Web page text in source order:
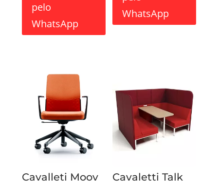
pelo
WhatsApp
WhatsApp
Cavalleti Moov Cavaletti Talk